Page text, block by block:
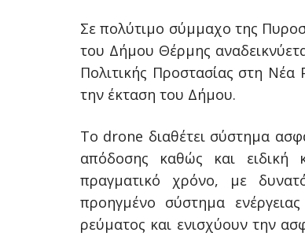
Σε πολύτιμο σύμμαχο της
του Δήμου Θέρμης
Πολιτικής Προστασίας στη Νέα
την έκταση του Δήμου.
Το drone διαθέτει σύστημα
απόδοσης καθώς και ειδική
πραγματικό χρόνο, με
προηγμένο σύστημα
ρεύματος και ενισχύουν την